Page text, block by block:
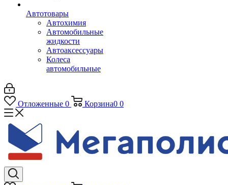
Автотовары
Автохимия
Автомобильные
жидкости
Автоаксессуары
Колеса
автомобильные
Отложенные 0 Корзина0 0